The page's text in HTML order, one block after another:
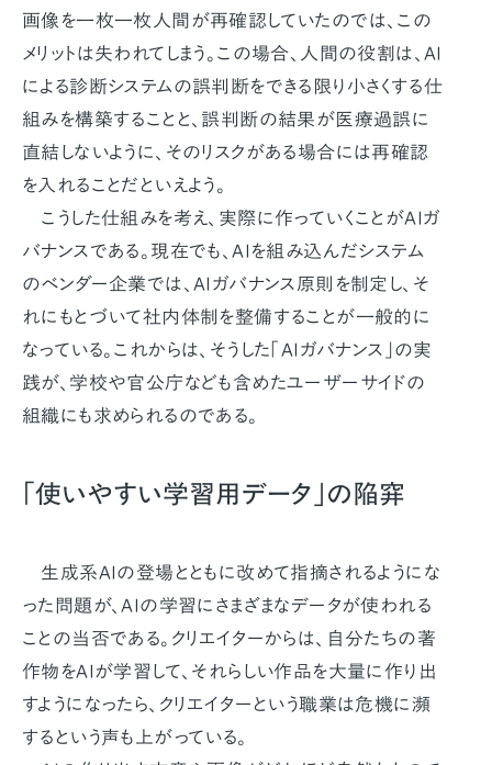
画像を一枚一枚人間が再確認していたのでは、この
メリットは失われてしまう。この場合、人間の役割は、AI
による診断システムの誤判断をできる限り小さくする仕
組みを構築することと、誤判断の結果が医療過誤に
直結しないように、そのリスクがある場合には再確認
を入れることだといえよう。
こうした仕組みを考え、実際に作っていくことがAIガ
バナンスである。現在でも、AIを組み込んだシステム
のベンダー企業では、AIガバナンス原則を制定し、そ
れにもとづいて社内体制を整備することが一般的に
なっている。これからは、そうした「AIガバナンス」の実
践が、学校や官公庁なども含めたユーザーサイドの
組織にも求められるのである。
「使いやすい学習用データ」の陥穽
生成系AIの登場とともに改めて指摘されるようにな
った問題が、AIの学習にさまざまなデータが使われる
ことの当否である。クリエイターからは、自分たちの著
作物をAIが学習して、それらしい作品を大量に作り出
すようになったら、クリエイターという職業は危機に瀕
するという声も上がっている。